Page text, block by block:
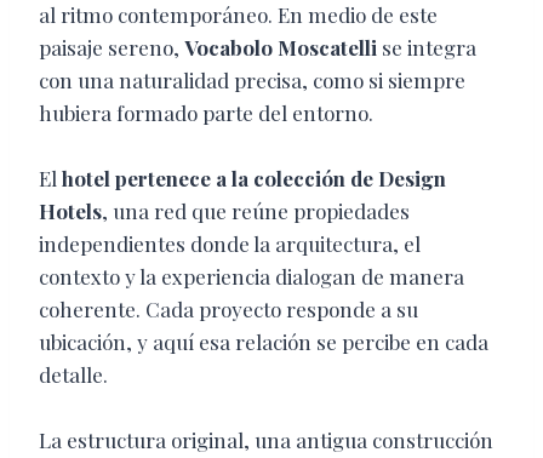
al ritmo contemporáneo. En medio de este
paisaje sereno, Vocabolo Moscatelli se integra
con una naturalidad precisa, como si siempre
hubiera formado parte del entorno.
El hotel pertenece a la colección de Design
Hotels, una red que reúne propiedades
independientes donde la arquitectura, el
contexto y la experiencia dialogan de manera
coherente. Cada proyecto responde a su
ubicación, y aquí esa relación se percibe en cada
detalle.
La estructura original, una antigua construcción